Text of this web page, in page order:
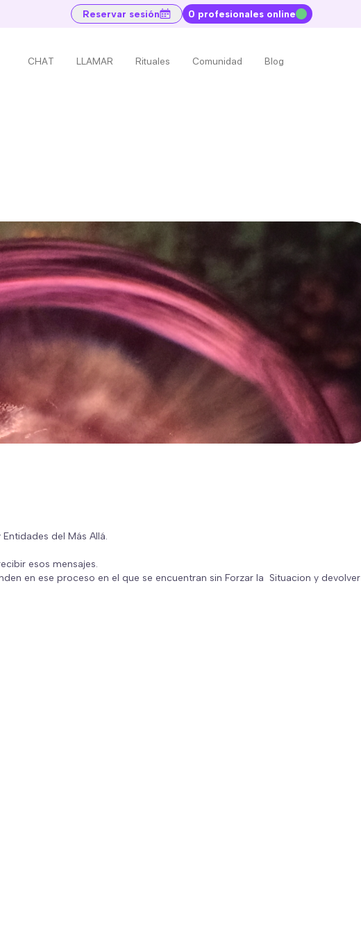
Reservar sesión 0 profesionales online
CHAT LLAMAR Rituales Comunidad Blog
esos mensajes.
en ese proceso en el que se encuentran sin Forzar la  Situacion y devolver